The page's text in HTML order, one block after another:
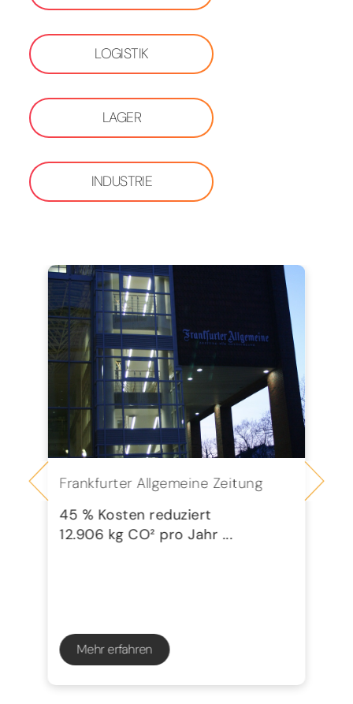
LOGISTIK
LAGER
INDUSTRIE
Frankfurter Allgemeine Zeitung
45 % Kosten reduziert
12.906 kg CO² pro Jahr ...
Mehr erfahren